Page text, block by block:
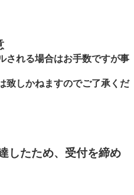
れる場合はお手数ですが事
しかねますのでご了承くだ
したため、受付を締め